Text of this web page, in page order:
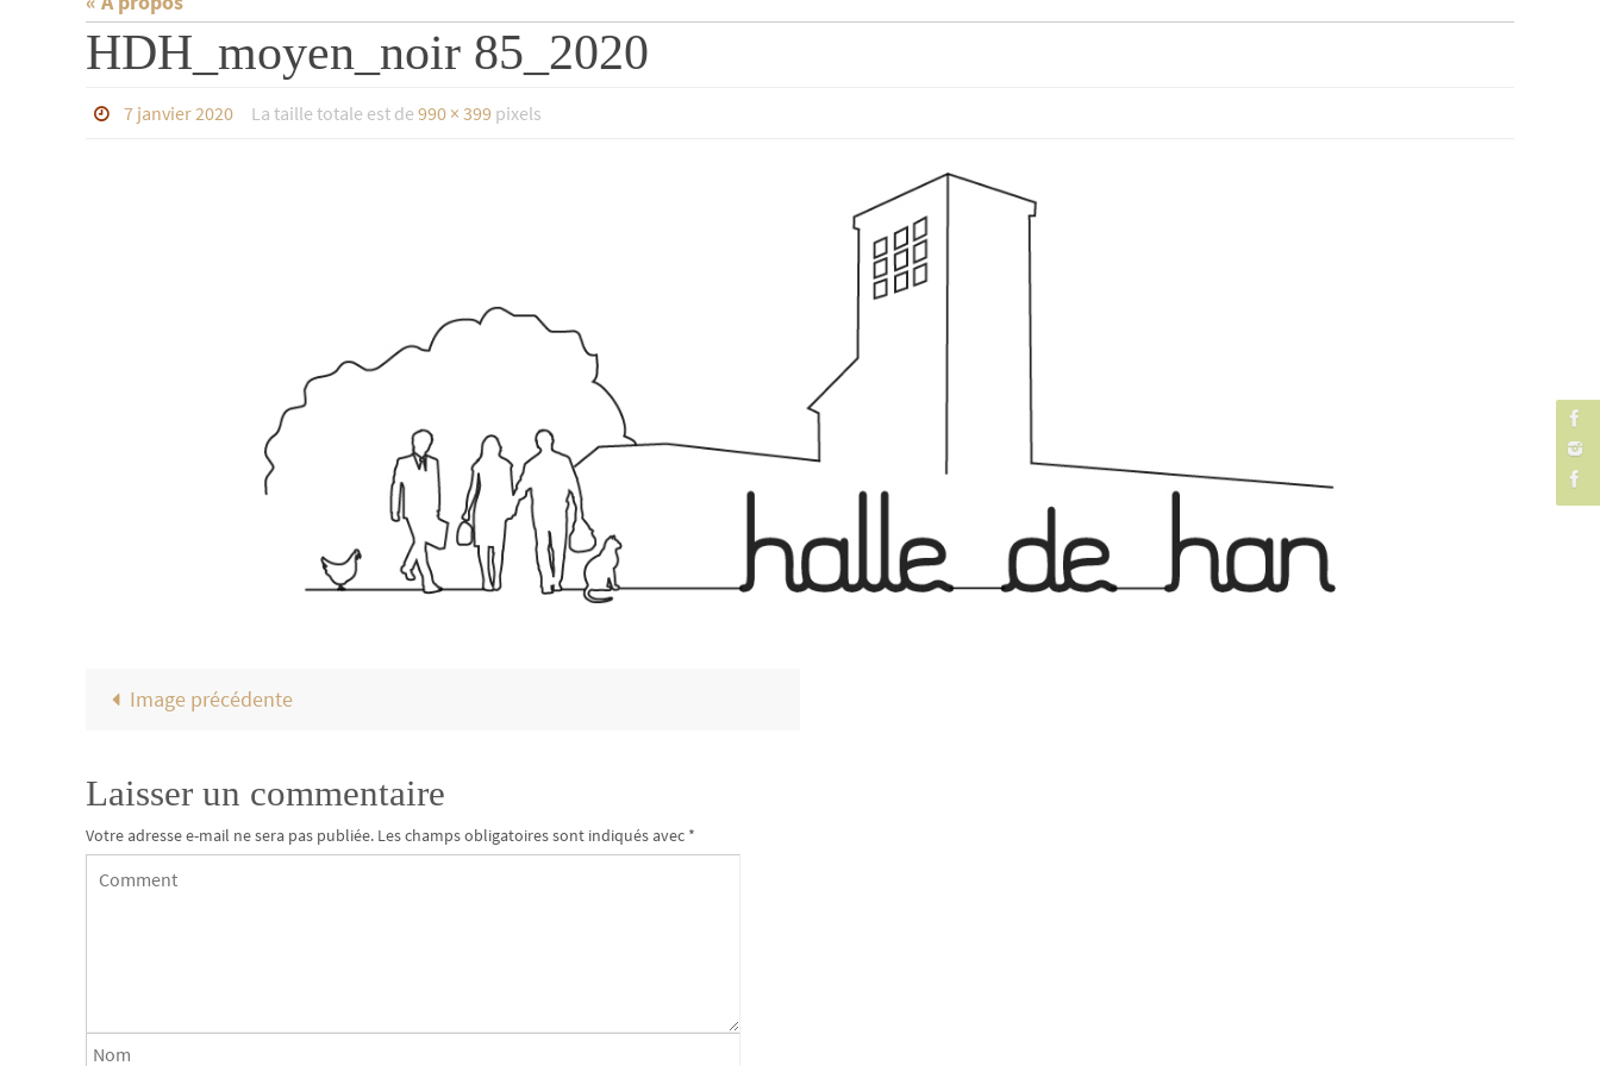
HDH_moyen_noir 85_2020
7 janvier 2020 La taille totale est de 990 × 399 pixels
Image précédente
Laisser un commentaire
Votre adresse e-mail ne sera pas publiée. Les champs obligatoires sont indiqués avec *